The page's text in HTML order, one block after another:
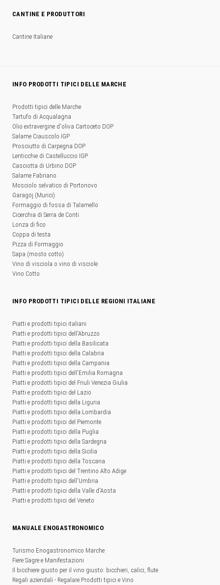
CANTINE E PRODUTTORI
Cantine Italiane
INFO PRODOTTI TIPICI DELLE MARCHE
Prodotti tipici delle Marche
Tartufo di Acqualagna
Olio extravergine d'oliva Cartoceto DOP
Salame Ciauscolo IGP
Prosciutto di Carpegna DOP
Lenticchie di Castelluccio IGP
Casciotta di Urbino DOP
Salame Fabriano
Mosciolo selvatico di Portonovo
Garagoj (Murici)
Formaggio di fossa di Talamello
Cicerchia di Serra de Conti
Lonza di fico
Coppa di testa
Pizza di Formaggio
Sapa (mosto cotto)
Vino di visciola o vino di visciole
Vino Cotto
INFO PRODOTTI TIPICI DELLE REGIONI ITALIANE
Piatti e prodotti tipici italiani
Piatti e prodotti tipici dell'Abruzzo
Piatti e prodotti tipici della Basilicata
Piatti e prodotti tipici della Calabria
Piatti e prodotti tipici della Campania
Piatti e prodotti tipici dell'Emilia Romagna
Piatti e prodotti tipici del Friuli Venezia Giulia
Piatti e prodotti tipici del Lazio
Piatti e prodotti tipici della Liguria
Piatti e prodotti tipici della Lombardia
Piatti e prodotti tipici del Piemonte
Piatti e prodotti tipici della Puglia
Piatti e prodotti tipici della Sardegna
Piatti e prodotti tipici della Sicilia
Piatti e prodotti tipici della Toscana
Piatti e prodotti tipici del Trentino Alto Adige
Piatti e prodotti tipici dell'Umbria
Piatti e prodotti tipici della Valle d'Aosta
Piatti e prodotti tipici del Veneto
MANUALE ENOGASTRONOMICO
Turismo Enogastronomico Marche
Fiere Sagre e Manifestazioni
Il bicchiere giusto per il vino giusto: bicchieri, calici, flute
Regali aziendali - Regalare Prodotti tipici e Vino